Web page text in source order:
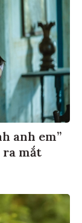
anh em”
ra mắt